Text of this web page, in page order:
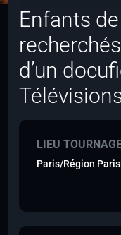
Enfants
d’un
LIEU
Paris/Région